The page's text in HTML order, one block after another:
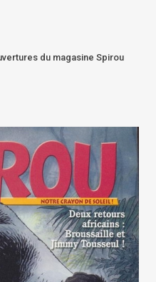
du magasine Spirou